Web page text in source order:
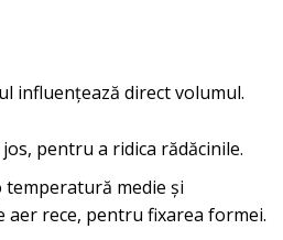
influențează direct volumul.
pentru a ridica rădăcinile.
medie și
aer rece, pentru fixarea formei.